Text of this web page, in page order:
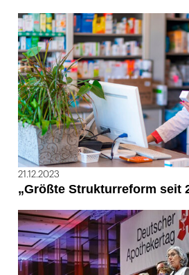
21.12.2023
„Größte Strukturreform seit